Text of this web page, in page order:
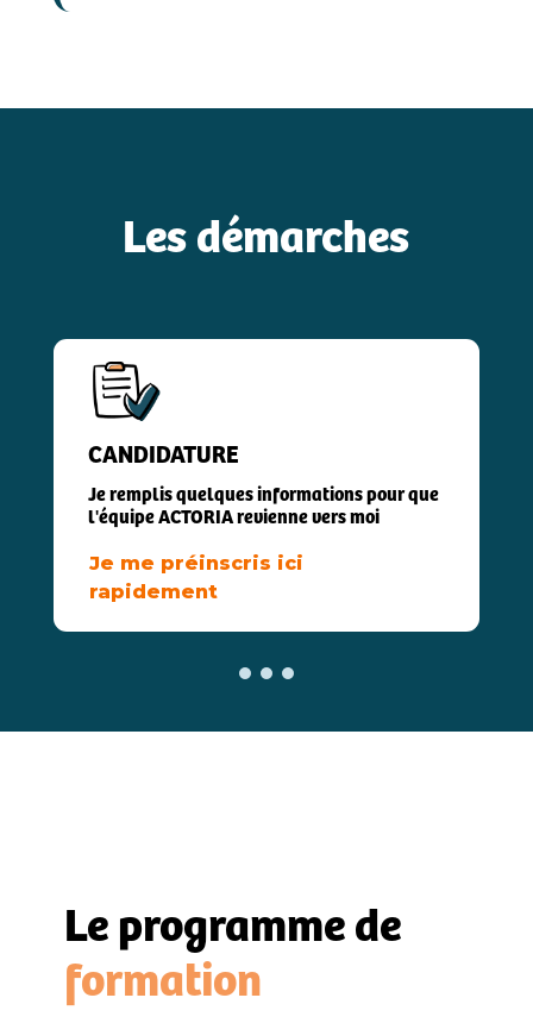
Les démarches
CANDIDATURE
Je remplis quelques informations pour que
l'équipe ACTORIA revienne vers moi
Je me préinscris ici
rapidement
Le programme de
formation